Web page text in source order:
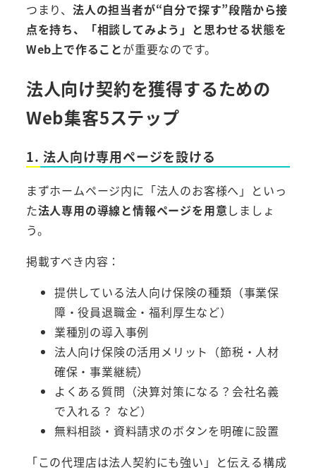
つまり、 法人の担当者が“自分で探す”段階から接
点を持ち、「相談してみよう」と思わせる状態を
Web上で作ることが重要なのです。
法人向け契約を獲得するための
Web集客5ステップ
1. 法人向け専用ページを設ける
まずホームページ内に「法人のお客様へ」といっ
た法人専用の導線と情報ページを用意しましょ
う。
掲載すべき内容：
提供している法人向け保険の種類（事業保
障・役員退職金・福利厚生など）
業種別の導入事例
法人向け保険の活用メリット（節税・人材
確保・事業継続）
よくある質問（決算対策になる？会社名義
で入れる？ など）
無料相談・資料請求のボタンを明確に設置
「この代理店は法人契約にも強い」と伝える構成